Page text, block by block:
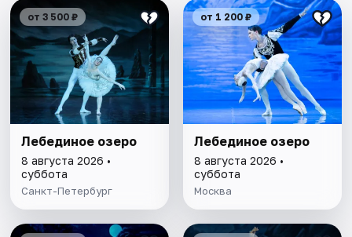
от 3 500 ₽
Лебединое озеро
8 августа 2026 •
суббота
Санкт-Петербург
от 1 200 ₽
Лебединое озеро
8 августа 2026 •
суббота
Москва